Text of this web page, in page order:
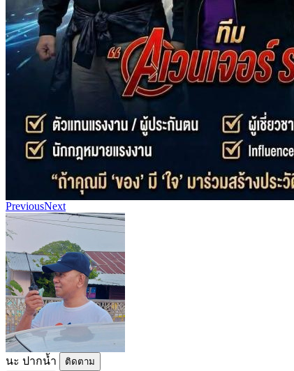
PreviousNext
นะ ปากน้ำ
ติดตาม